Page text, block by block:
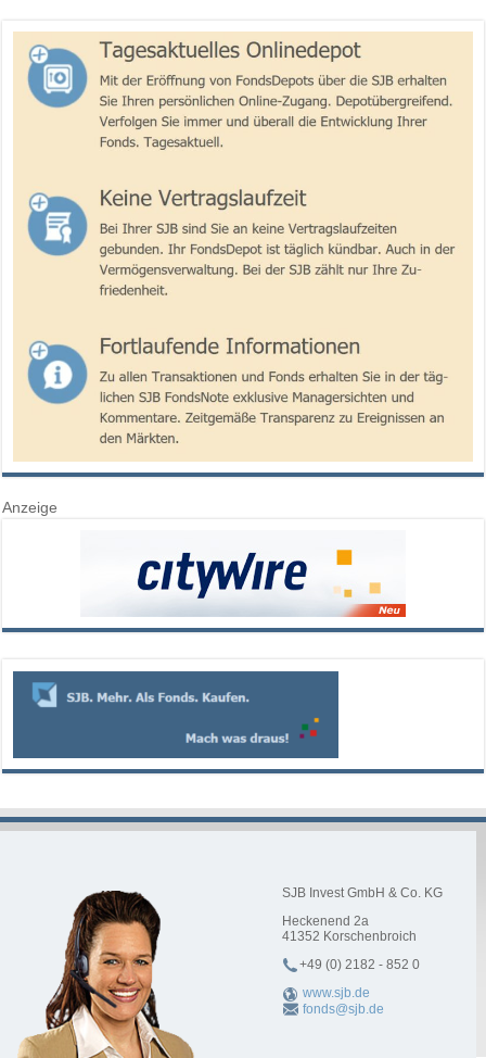
Anzeige
SJB Invest GmbH & Co. KG
Heckenend 2a
41352 Korschenbroich
+49 (0) 2182 - 852 0
www.sjb.de
fonds@sjb.de